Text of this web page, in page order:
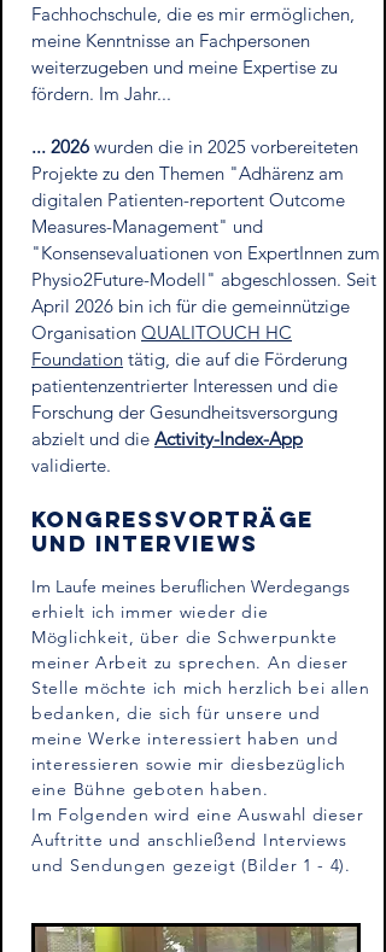
Fachhochschule, die es mir ermöglichen,
meine Kenntnisse an Fachpersonen
weiterzugeben und meine Expertise zu
fördern. Im Jahr...
... 2026 wurden die in 2025 vorbereiteten
Projekte zu den Themen "Adhärenz am
digitalen Patienten-reportent Outcome
Measures-Management" und
"Konsensevaluationen von ExpertInnen zum
Physio2Future-Modell" abgeschlossen. Seit
April 2026 bin ich für die gemeinnützige
Organisation QUALITOUCH HC
Foundation tätig, die auf die Förderung
patientenzentrierter Interessen und die
Forschung der Gesundheitsversorgung
abzielt und die Activity-Index-App
validierte.
Kongressvorträge
und Interviews
Im Laufe meines beruflichen Werdegangs
erhielt ich immer wieder die
Möglichkeit, über die Schwerpunkte
meiner Arbeit zu sprechen. An dieser
Stelle möchte ich mich herzlich bei allen
bedanken, die sich für unsere und
meine Werke interessiert haben und
interessieren sowie mir diesbezüglich
eine Bühne geboten haben.
Im Folgenden wird eine Auswahl dieser
Auftritte und anschließend Interviews
und Sendungen gezeigt (Bilder 1 - 4).